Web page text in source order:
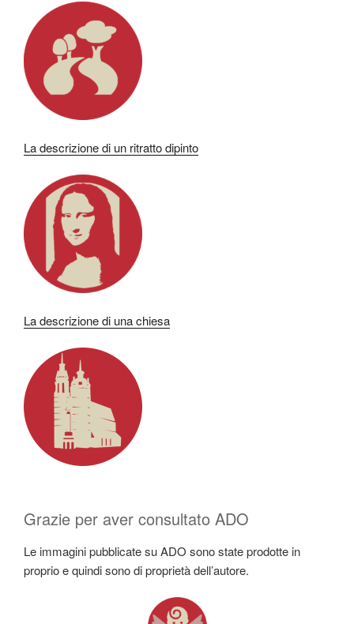
La descrizione di un ritratto dipinto
La descrizione di una chiesa
Grazie per aver consultato ADO
Le immagini pubblicate su ADO sono state prodotte in
proprio e quindi sono di proprietà dell’autore.